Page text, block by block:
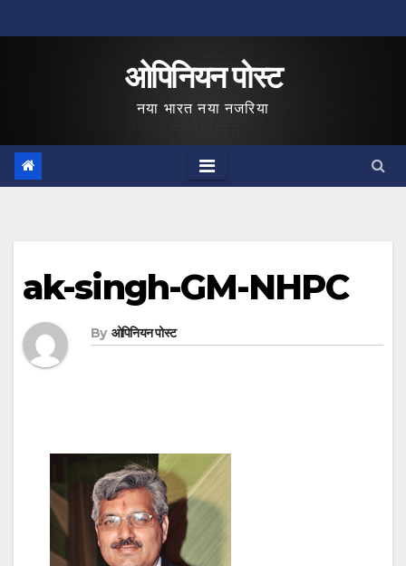
to
ओपिनियन पोस्ट
नया भारत नया नजरिया
ak-singh-GM-NHPC
By ओपिनियन पोस्ट